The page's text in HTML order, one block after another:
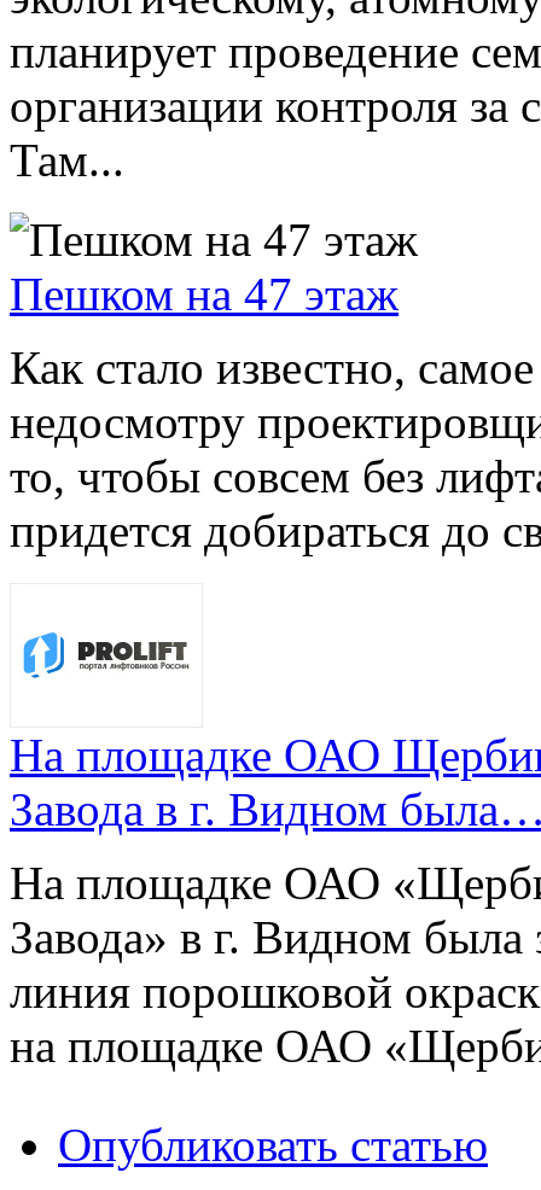
планирует проведение
организации контроля за
Там...
Пешком на 47 этаж
Как стало известно,
недосмотру
то, чтобы совсем без
придется добираться до
На площадке ОАО
Завода в г. Видном
На площадке ОАО
Завода» в г. Видном
линия порошковой
на площадке ОАО
Опубликовать статью